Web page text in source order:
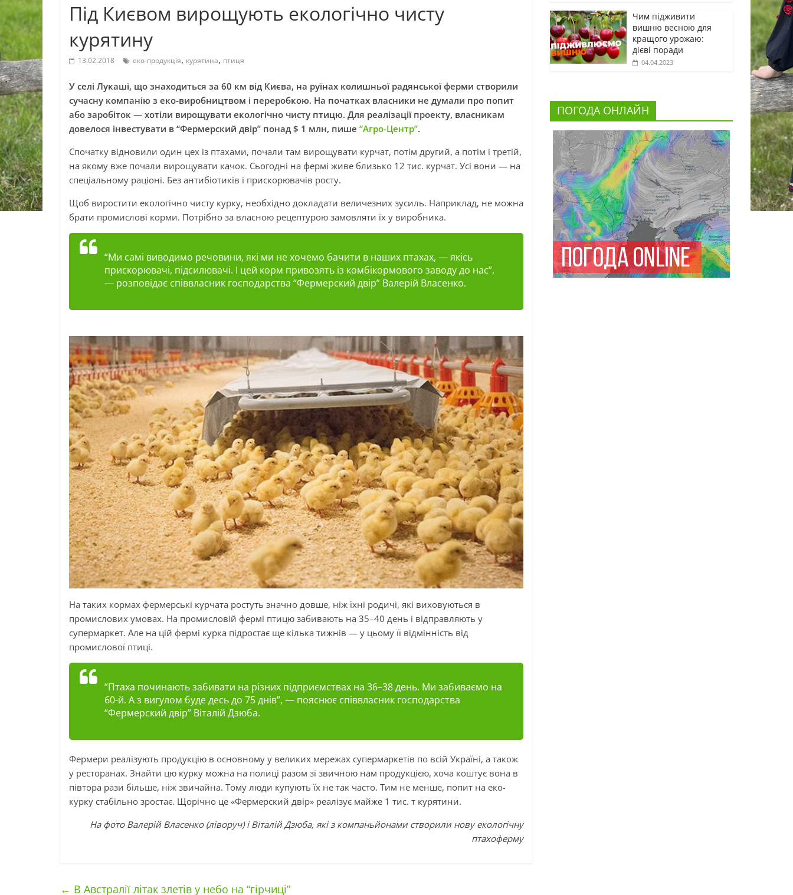
Під Києвом вирощують екологічно чисту
курятину
13.02.2018 еко-продукція, курятина, птиця
У селі Лукаші, що знаходиться за 60 км від Києва, на руїнах колишньої радянської ферми створили
сучасну компанію з еко-виробництвом і переробкою. На початках власники не думали про попит
або заробіток — хотіли вирощувати екологічно чисту птицю. Для реалізації проекту, власникам
довелося інвестувати в “Фермерский двір” понад $ 1 млн, пише “Агро-Центр”.
Спочатку відновили один цех із птахами, почали там вирощувати курчат, потім другий, а потім і третій,
на якому вже почали вирощувати качок. Сьогодні на фермі живе близько 12 тис. курчат. Усі вони — на
спеціальному раціоні. Без антибіотиків і прискорювачів росту.
Щоб виростити екологічно чисту курку, необхідно докладати величезних зусиль. Наприклад, не можна
брати промислові корми. Потрібно за власною рецептурою замовляти їх у виробника.
“Ми самі виводимо речовини, які ми не хочемо бачити в наших птахах, — якісь
прискорювачі, підсилювачі. І цей корм привозять із комбікормового заводу до нас”,
— розповідає співвласник господарства “Фермерский двір” Валерій Власенко.
На таких кормах фермерські курчата ростуть значно довше, ніж їхні родичі, які виховуються в
промислових умовах. На промисловій фермі птицю забивають на 35–40 день і відправляють у
супермаркет. Але на цій фермі курка підростає ще кілька тижнів — у цьому її відмінність від
промислової птиці.
“Птаха починають забивати на різних підприємствах на 36–38 день. Ми забиваємо на
60-й. А з вигулом буде десь до 75 днів”, — пояснює співвласник господарства
“Фермерский двір” Віталій Дзюба.
Фермери реалізують продукцію в основному у великих мережах супермаркетів по всій Україні, а також
у ресторанах. Знайти цю курку можна на полиці разом зі звичною нам продукцією, хоча коштує вона в
півтора рази більше, ніж звичайна. Тому люди купують їх не так часто. Тим не менше, попит на еко-
курку стабільно зростає. Щорічно це «Фермерский двір» реалізує майже 1 тис. т курятини.
На фото Валерій Власенко (ліворуч) і Віталій Дзюба, які з компаньйонами створили нову екологічну
птахоферму
← В Австралії літак злетів у небо на “гірчиці”
Чим підживити
вишню весною для
кращого урожаю:
дієві поради
04.04.2023
ПОГОДА ОНЛАЙН